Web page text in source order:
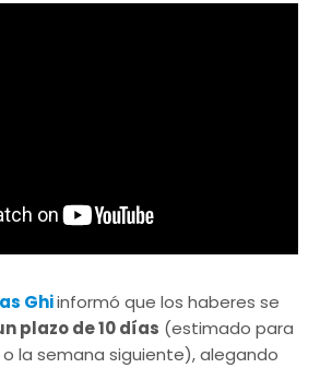
Ghiinformó que los haberes se
plazo de 10 días (estimado para
la semana siguiente), alegando